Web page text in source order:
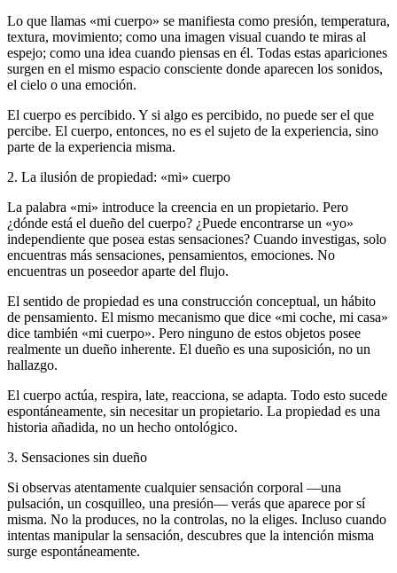
Lo que llamas «mi cuerpo» se manifiesta como presión, temperatura,
textura, movimiento; como una imagen visual cuando te miras al
espejo; como una idea cuando piensas en él. Todas estas apariciones
surgen en el mismo espacio consciente donde aparecen los sonidos,
el cielo o una emoción.
El cuerpo es percibido. Y si algo es percibido, no puede ser el que
percibe. El cuerpo, entonces, no es el sujeto de la experiencia, sino
parte de la experiencia misma.
2. La ilusión de propiedad: «mi» cuerpo
La palabra «mi» introduce la creencia en un propietario. Pero
¿dónde está el dueño del cuerpo? ¿Puede encontrarse un «yo»
independiente que posea estas sensaciones? Cuando investigas, solo
encuentras más sensaciones, pensamientos, emociones. No
encuentras un poseedor aparte del flujo.
El sentido de propiedad es una construcción conceptual, un hábito
de pensamiento. El mismo mecanismo que dice «mi coche, mi casa»
dice también «mi cuerpo». Pero ninguno de estos objetos posee
realmente un dueño inherente. El dueño es una suposición, no un
hallazgo.
El cuerpo actúa, respira, late, reacciona, se adapta. Todo esto sucede
espontáneamente, sin necesitar un propietario. La propiedad es una
historia añadida, no un hecho ontológico.
3. Sensaciones sin dueño
Si observas atentamente cualquier sensación corporal ―una
pulsación, un cosquilleo, una presión― verás que aparece por sí
misma. No la produces, no la controlas, no la eliges. Incluso cuando
intentas manipular la sensación, descubres que la intención misma
surge espontáneamente.